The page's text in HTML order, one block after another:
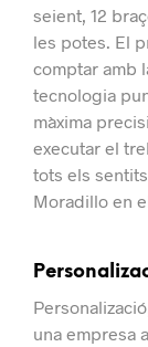
seient, 12
les potes. El
comptar amb
tecnologia
màxima
executar el
tots els
Moradillo en
una empresa